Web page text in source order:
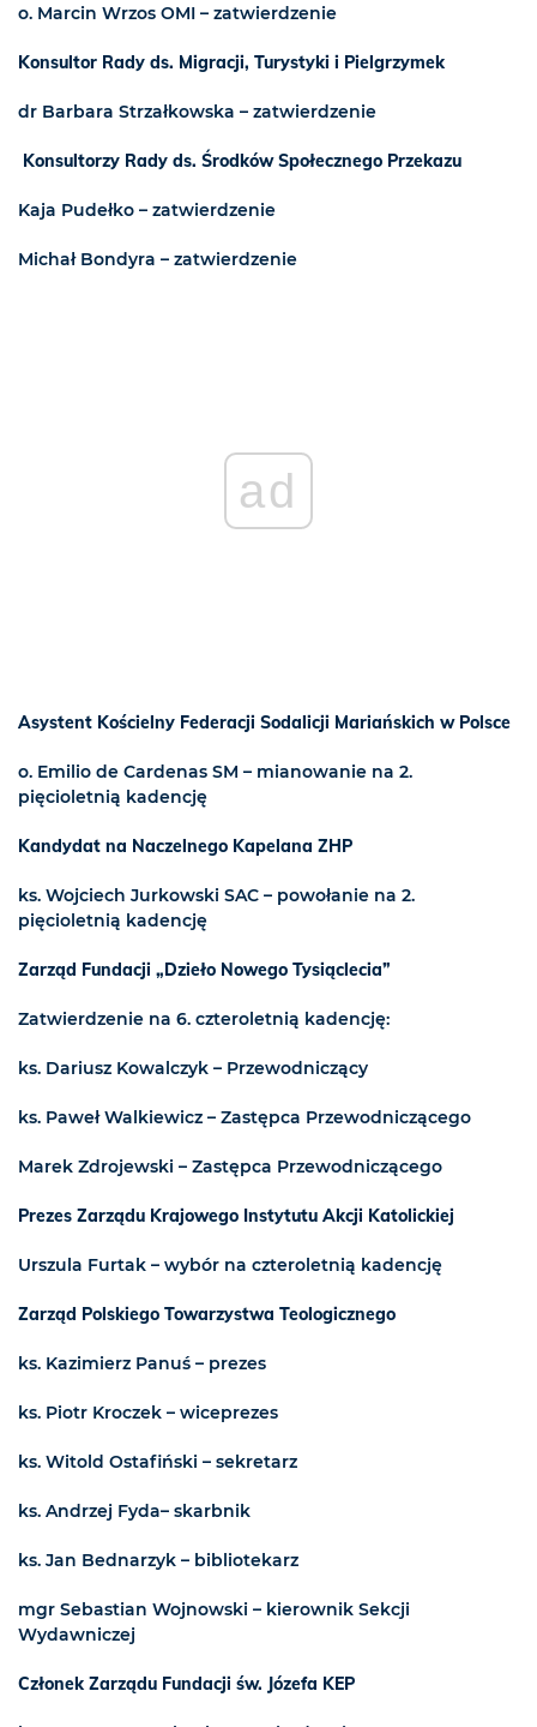
o. Marcin Wrzos OMI – zatwierdzenie
Konsultor Rady ds. Migracji, Turystyki i Pielgrzymek
dr Barbara Strzałkowska – zatwierdzenie
Konsultorzy Rady ds. Środków Społecznego Przekazu
Kaja Pudełko – zatwierdzenie
Michał Bondyra – zatwierdzenie
ad
Asystent Kościelny Federacji Sodalicji Mariańskich w Polsce
o. Emilio de Cardenas SM – mianowanie na 2.
pięcioletnią kadencję
Kandydat na Naczelnego Kapelana ZHP
ks. Wojciech Jurkowski SAC – powołanie na 2.
pięcioletnią kadencję
Zarząd Fundacji „Dzieło Nowego Tysiąclecia”
Zatwierdzenie na 6. czteroletnią kadencję:
ks. Dariusz Kowalczyk – Przewodniczący
ks. Paweł Walkiewicz – Zastępca Przewodniczącego
Marek Zdrojewski – Zastępca Przewodniczącego
Prezes Zarządu Krajowego Instytutu Akcji Katolickiej
Urszula Furtak – wybór na czteroletnią kadencję
Zarząd Polskiego Towarzystwa Teologicznego
ks. Kazimierz Panuś – prezes
ks. Piotr Kroczek – wiceprezes
ks. Witold Ostafiński – sekretarz
ks. Andrzej Fyda– skarbnik
ks. Jan Bednarzyk – bibliotekarz
mgr Sebastian Wojnowski – kierownik Sekcji
Wydawniczej
Członek Zarządu Fundacji św. Józefa KEP